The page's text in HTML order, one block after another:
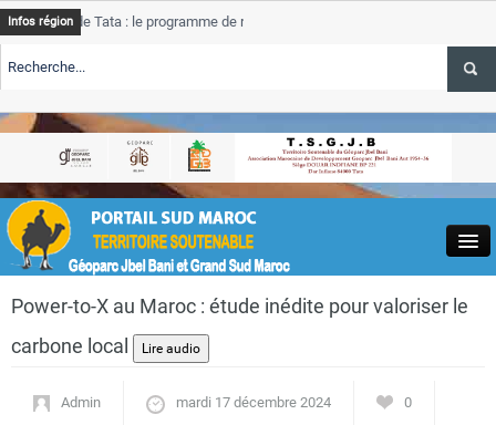
Close
Infos région
de Tata : le programme de rehabilitation post-inondations
TSGJB Tourisme : l’ONMT renforce l’aerien a Dakhla et
Tata
service
TSGJB Tourisme au Maroc : Transavia renforce les vols Paris-
Power-to-X au Maroc : étude inédite pour valoriser le
carbone local
Admin mardi 17 décembre 2024 0